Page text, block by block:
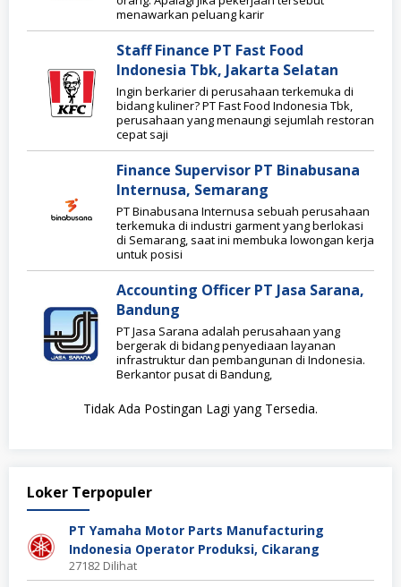
menawarkan peluang karir
Staff Finance PT Fast Food
Indonesia Tbk, Jakarta Selatan
Ingin berkarier di perusahaan terkemuka di
bidang kuliner? PT Fast Food Indonesia Tbk,
perusahaan yang menaungi sejumlah restoran
cepat saji
Finance Supervisor PT Binabusana
Internusa, Semarang
PT Binabusana Internusa sebuah perusahaan
terkemuka di industri garment yang berlokasi
di Semarang, saat ini membuka lowongan kerja
untuk posisi
Accounting Officer PT Jasa Sarana,
Bandung
PT Jasa Sarana adalah perusahaan yang
bergerak di bidang penyediaan layanan
infrastruktur dan pembangunan di Indonesia.
Berkantor pusat di Bandung,
Tidak Ada Postingan Lagi yang Tersedia.
Loker Terpopuler
PT Yamaha Motor Parts Manufacturing
Indonesia Operator Produksi, Cikarang
27182 Dilihat